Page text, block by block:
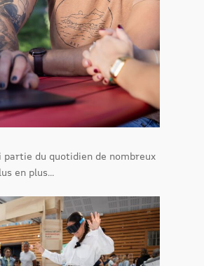
du quotidien de nombreux
en plus...